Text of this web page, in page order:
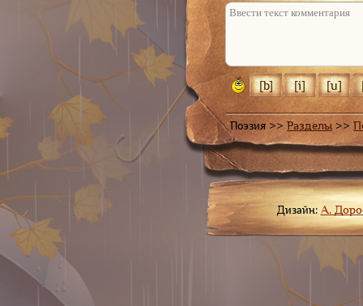
Не отвечать
Поэзия >> Разделы >>
Дизайн: А.